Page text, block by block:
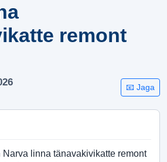
remont
📧 Jaga
Narva linna tänavakivikatte remont